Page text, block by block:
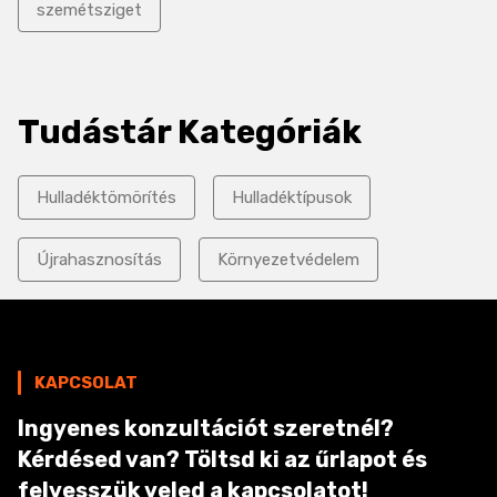
szemétsziget
Tudástár Kategóriák
Hulladéktömörítés Hulladéktípusok
Újrahasznosítás Környezetvédelem
KAPCSOLAT
Ingyenes konzultációt szeretnél?
Kérdésed van? Töltsd ki az űrlapot és
felvesszük veled a kapcsolatot!